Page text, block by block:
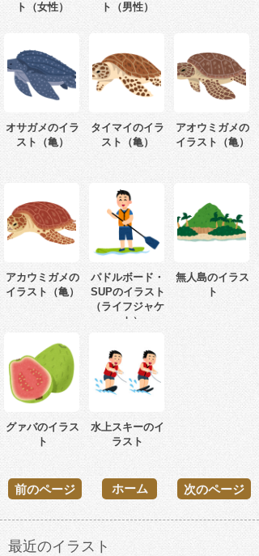
ト（女性）
ト（男性）
オサガメのイラ
スト（亀）
タイマイのイラ
スト（亀）
アオウミガメの
イラスト（亀）
アカウミガメの
イラスト（亀）
パドルボード・
SUPのイラスト
（ライフジャケ
ット）
無人島のイラス
ト
グァバのイラス
ト
水上スキーのイ
ラスト
前のページ 次のページ
ホーム
最近のイラスト